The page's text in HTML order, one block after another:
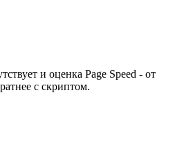
и оценка Page Speed - от
с скриптом.